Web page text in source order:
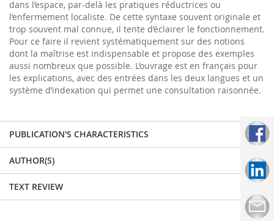
dans l’espace, par-delà les pratiques réductrices ou
l’enfermement localiste. De cette syntaxe souvent originale et
trop souvent mal connue, il tente d’éclairer le fonctionnement.
Pour ce faire il revient systématiquement sur des notions
dont la maîtrise est indispensable et propose des exemples
aussi nombreux que possible. L’ouvrage est en français pour
les explications, avec des entrées dans les deux langues et un
système d’indexation qui permet une consultation raisonnée.
PUBLICATION'S CHARACTERISTICS
AUTHOR(S)
TEXT REVIEW